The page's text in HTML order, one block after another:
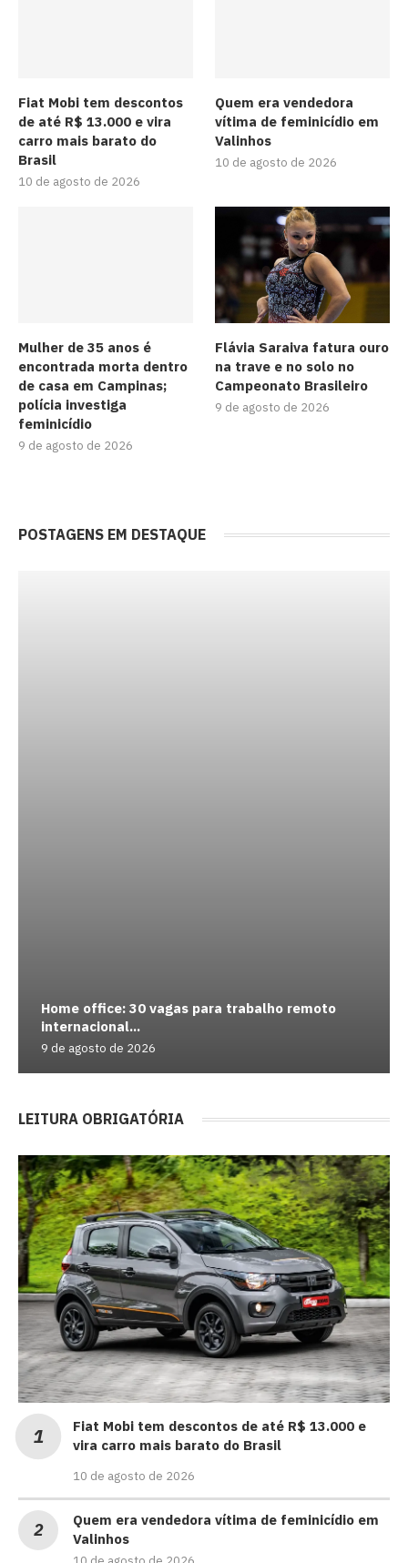
Fiat Mobi tem descontos
de até R$ 13.000 e vira
carro mais barato do
Brasil
10 de agosto de 2026
Quem era vendedora
vítima de feminicídio em
Valinhos
10 de agosto de 2026
Mulher de 35 anos é
encontrada morta dentro
de casa em Campinas;
polícia investiga
feminicídio
9 de agosto de 2026
Flávia Saraiva fatura ouro
na trave e no solo no
Campeonato Brasileiro
9 de agosto de 2026
POSTAGENS EM DESTAQUE
Home office: 30 vagas para trabalho remoto
internacional...
9 de agosto de 2026
LEITURA OBRIGATÓRIA
Fiat Mobi tem descontos de até R$ 13.000 e
vira carro mais barato do Brasil
10 de agosto de 2026
Quem era vendedora vítima de feminicídio em
Valinhos